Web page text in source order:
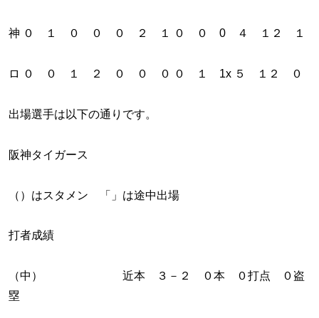
神 ０ １ ０ ０ ０ ２ １ ０ ０ 0 ４ １２ １
ロ ０ ０ １ ２ ０ ０ ０ ０ １ 1x ５ １２ ０
出場選手は以下の通りです。
阪神タイガース
（）はスタメン 「」は途中出場
打者成績
（中） 近本 ３－２ ０本 ０打点 ０盗
塁